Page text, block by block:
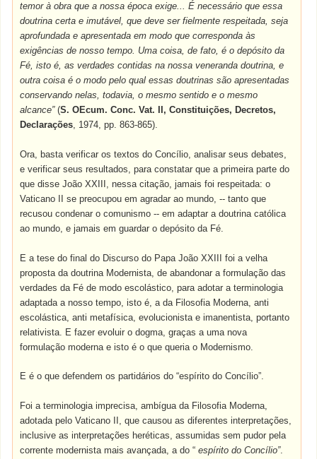
temor à obra que a nossa época exige... É necessário que essa
doutrina certa e imutável, que deve ser fielmente respeitada, seja
aprofundada e apresentada em modo que corresponda às
exigências de nosso tempo. Uma coisa, de fato, é o depósito da
Fé, isto é, as verdades contidas na nossa veneranda doutrina, e
outra coisa é o modo pelo qual essas doutrinas são apresentadas
conservando nelas, todavia, o mesmo sentido e o mesmo
alcance”(S. OEcum. Conc. Vat. II, Constituições, Decretos,
Declarações, 1974, pp. 863-865).
Ora, basta verificar os textos do Concílio, analisar seus debates,
e verificar seus resultados, para constatar que a primeira parte do
que disse João XXIII, nessa citação, jamais foi respeitada: o
Vaticano II se preocupou em agradar ao mundo, -- tanto que
recusou condenar o comunismo -- em adaptar a doutrina católica
ao mundo, e jamais em guardar o depósito da Fé.
E a tese do final do Discurso do Papa João XXIII foi a velha
proposta da doutrina Modernista, de abandonar a formulação das
verdades da Fé de modo escolástico, para adotar a terminologia
adaptada a nosso tempo, isto é, a da Filosofia Moderna, anti
escolástica, anti metafísica, evolucionista e imanentista, portanto
relativista. E fazer evoluir o dogma, graças a uma nova
formulação moderna e isto é o que queria o Modernismo.
E é o que defendem os partidários do “espírito do Concílio”.
Foi a terminologia imprecisa, ambígua da Filosofia Moderna,
adotada pelo Vaticano II, que causou as diferentes interpretações,
inclusive as interpretações heréticas, assumidas sem pudor pela
corrente modernista mais avançada, a do “espírito do Concílio”.